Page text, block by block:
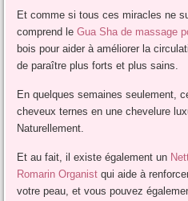
Et comme si tous ces miracles ne
comprend leGua Sha de massage
bois pour aider à améliorer la
de paraître plus forts et plus sains.
En quelques semaines seulement,
cheveux ternes en une chevelure
Naturellement.
Et au fait, il existe également un
Romarin Organist qui aide à
votre peau, et vous pouvez